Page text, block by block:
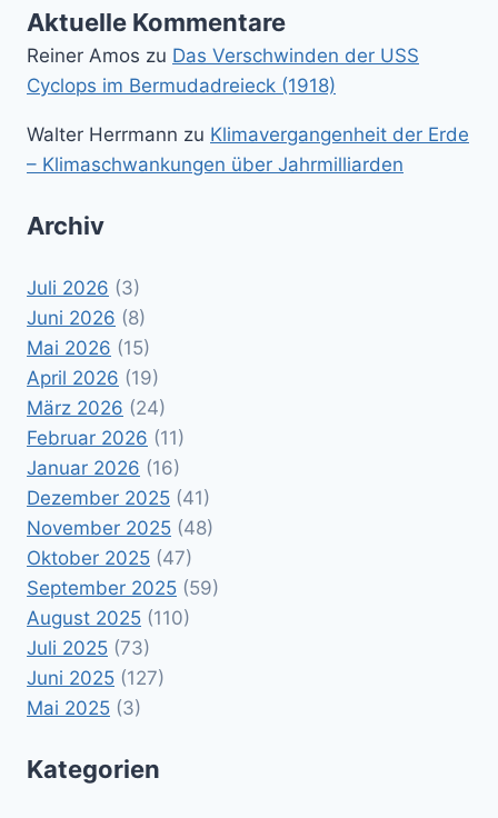
Aktuelle Kommentare
Reiner Amos zu Das Verschwinden der USS
Cyclops im Bermudadreieck (1918)
Walter Herrmann zu Klimavergangenheit der Erde
– Klimaschwankungen über Jahrmilliarden
Archiv
Juli 2026 (3)
Juni 2026 (8)
Mai 2026 (15)
April 2026 (19)
März 2026 (24)
Februar 2026 (11)
Januar 2026 (16)
Dezember 2025 (41)
November 2025 (48)
Oktober 2025 (47)
September 2025 (59)
August 2025 (110)
Juli 2025 (73)
Juni 2025 (127)
Mai 2025 (3)
Kategorien